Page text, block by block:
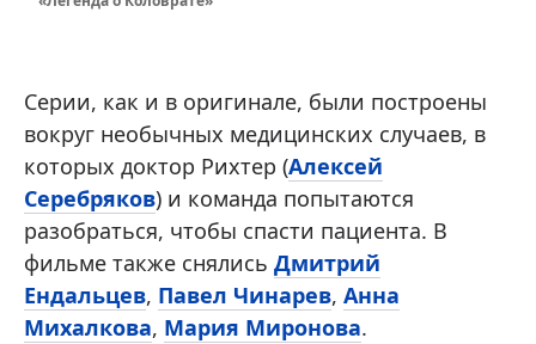
Серии, как и в оригинале, были построены
вокруг необычных медицинских случаев, в
которых доктор Рихтер (Алексей
Серебряков) и команда попытаются
разобраться, чтобы спасти пациента. В
фильме также снялись Дмитрий
Ендальцев, Павел Чинарев, Анна
Михалкова, Мария Миронова.